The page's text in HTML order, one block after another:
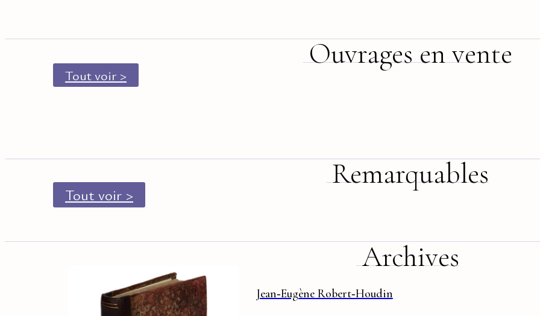
Ouvrages en vente
Tout voir >
Remarquables
Tout voir >
Archives
Jean‑Eugène Robert‑Houdin